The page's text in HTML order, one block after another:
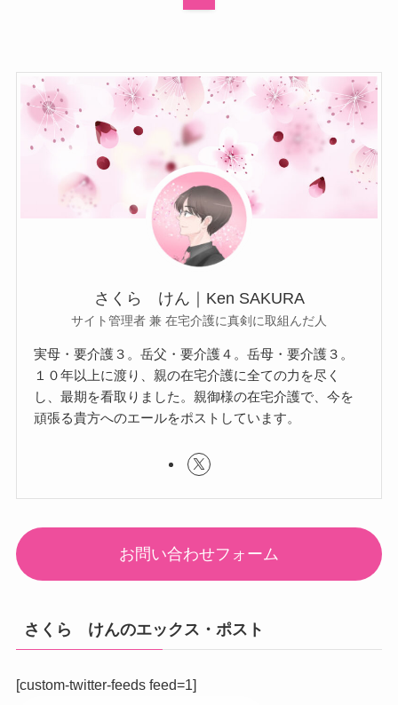
さくら けん｜Ken SAKURA
サイト管理者 兼 在宅介護に真剣に取組んだ人
実母・要介護３。岳父・要介護４。岳母・要介護３。
１０年以上に渡り、親の在宅介護に全ての力を尽く
し、最期を看取りました。親御様の在宅介護で、今を
頑張る貴方へのエールをポストしています。
お問い合わせフォーム
さくら けんのエックス・ポスト
[custom-twitter-feeds feed=1]